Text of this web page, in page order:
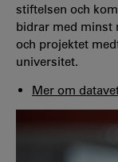
stiftelsen och
bidrar med minst
och projektet
universitet.
Mer om